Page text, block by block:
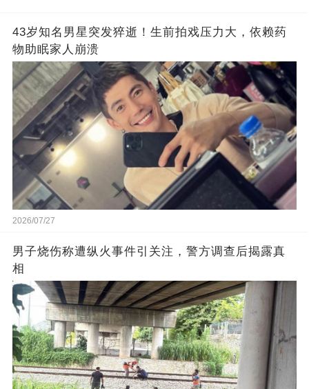
43岁知名男星突发猝逝！生前拍戏压力大，依赖药
物助眠家人崩溃
2026/07/27
男子烧伤称遭纵火事件引关注，警方调查后揭露真
相